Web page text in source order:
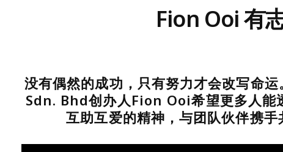
Fion Ooi 有
没有偶然的成功，只有努力才会改写
Sdn. Bhd创办人Fion Ooi希望更多人能
互助互爱的精神，与团队伙伴携手